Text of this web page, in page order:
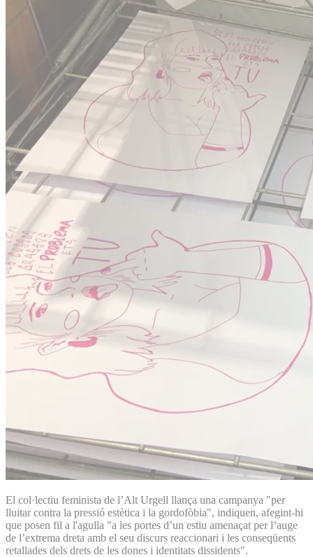
El col·lectiu feminista de l’Alt Urgell llança una campanya "per
lluitar contra la pressió estètica i la gordofòbia", indiquen, afegint-hi
que posen fil a l'agulla "a les portes d’un estiu amenaçat per l’auge
de l’extrema dreta amb el seu discurs reaccionari i les conseqüents
retallades dels drets de les dones i identitats dissidents".